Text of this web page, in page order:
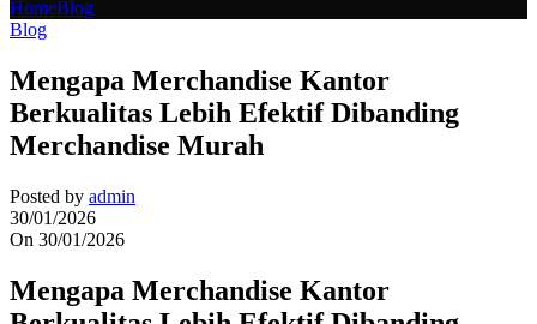
HomeBlog
Blog
Mengapa Merchandise Kantor
Berkualitas Lebih Efektif Dibanding
Merchandise Murah
Posted by admin
30/01/2026
On 30/01/2026
Mengapa Merchandise Kantor